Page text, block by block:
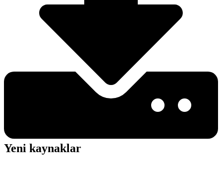
Yeni kaynaklar